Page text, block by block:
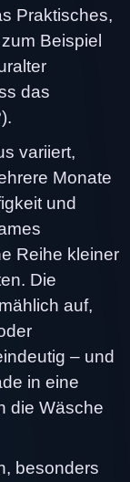
Praktisches,
Beispiel
das
variiert,
Monate
und
Reihe kleiner
Die
auf,
– und
in eine
die Wäsche
besonders